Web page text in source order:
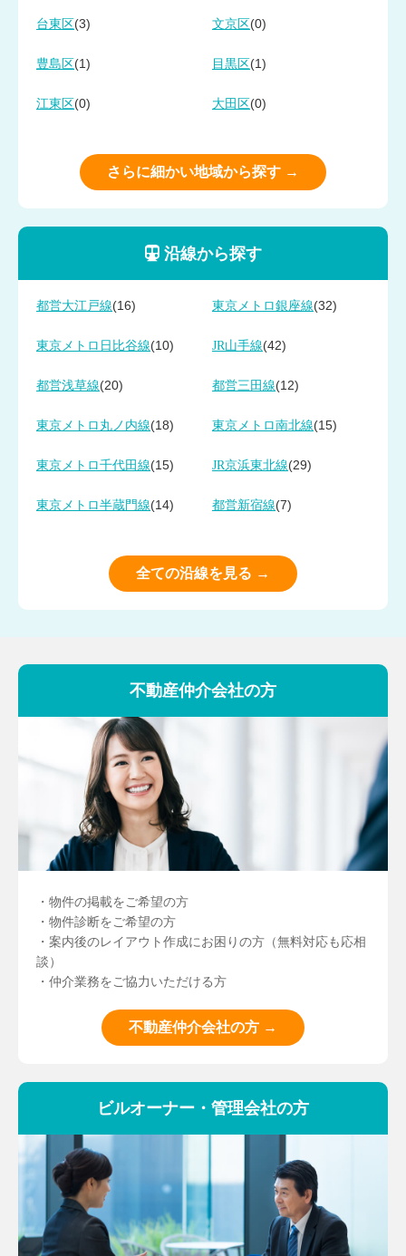
台東区 (3) 文京区 (0)
豊島区 (1) 目黒区 (1)
江東区 (0) 大田区 (0)
さらに細かい地域から探す →
沿線から探す
都営大江戸線(16) 東京メトロ銀座線(32)
東京メトロ日比谷線(10) JR山手線(42)
都営浅草線(20) 都営三田線(12)
東京メトロ丸ノ内線(18) 東京メトロ南北線(15)
東京メトロ千代田線(15) JR京浜東北線(29)
東京メトロ半蔵門線(14) 都営新宿線(7)
全ての沿線を見る →
不動産仲介会社の方
・物件の掲載をご希望の方
・物件診断をご希望の方
・案内後のレイアウト作成にお困りの方（無料対応も応相
談）
・仲介業務をご協力いただける方
不動産仲介会社の方 →
ビルオーナー・管理会社の方